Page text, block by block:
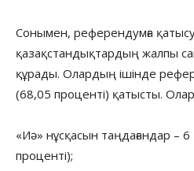
Сонымен, референдумға
қазақстандықтардың жалпы
құрады. Олардың ішінде
(68,05 проценті) қатысты.
«Иә» нұсқасын таңдағандар –
проценті);